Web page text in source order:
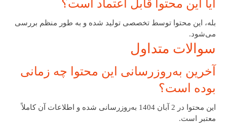
آیا این محتوا قابل اعتماد است؟
بله، این محتوا توسط تخصصی تولید شده و به طور منظم بررسی
می‌شود.
سوالات متداول
آخرین به‌روزرسانی این محتوا چه زمانی
بوده است؟
این محتوا در 2 آبان 1404 به‌روزرسانی شده و اطلاعات آن کاملاً
معتبر است.